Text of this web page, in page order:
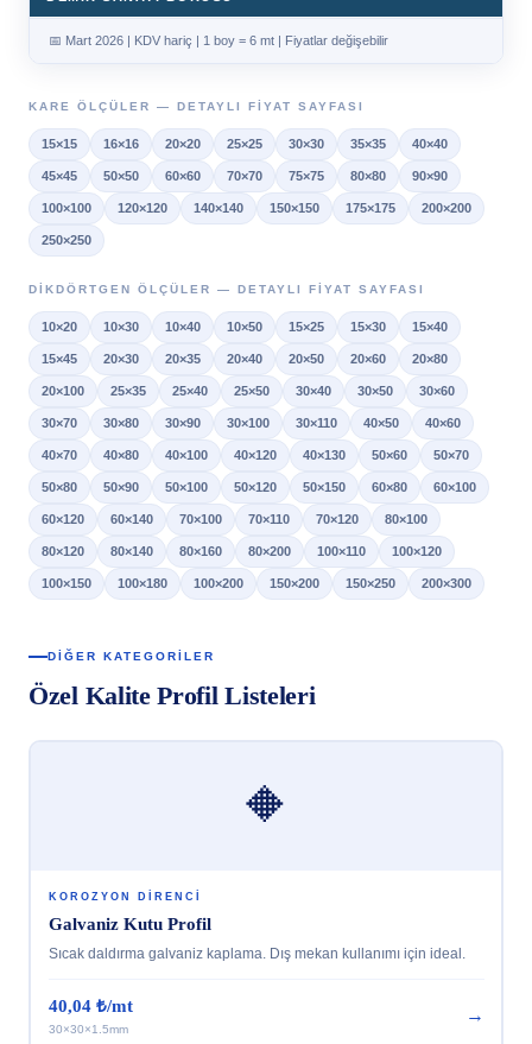
📅 Mart 2026 | KDV hariç | 1 boy = 6 mt | Fiyatlar değişebilir
KARE ÖLÇÜLER — DETAYLI FIYAT SAYFASI
15×15 16×16 20×20 25×25 30×30 35×35 40×40
45×45 50×50 60×60 70×70 75×75 80×80 90×90
100×100 120×120 140×140 150×150 175×175 200×200
250×250
DIKDÖRTGEN ÖLÇÜLER — DETAYLI FIYAT SAYFASI
10×20 10×30 10×40 10×50 15×25 15×30 15×40
15×45 20×30 20×35 20×40 20×50 20×60 20×80
20×100 25×35 25×40 25×50 30×40 30×50 30×60
30×70 30×80 30×90 30×100 30×110 40×50 40×60
40×70 40×80 40×100 40×120 40×130 50×60 50×70
50×80 50×90 50×100 50×120 50×150 60×80 60×100
60×120 60×140 70×100 70×110 70×120 80×100
80×120 80×140 80×160 80×200 100×110 100×120
100×150 100×180 100×200 150×200 150×250 200×300
DIĞER KATEGORILER
Özel Kalite Profil Listeleri
🔶
KOROZYON DIRENCI
Galvaniz Kutu Profil
Sıcak daldırma galvaniz kaplama. Dış mekan kullanımı için ideal.
40,04 ₺/mt
30×30×1.5mm
→